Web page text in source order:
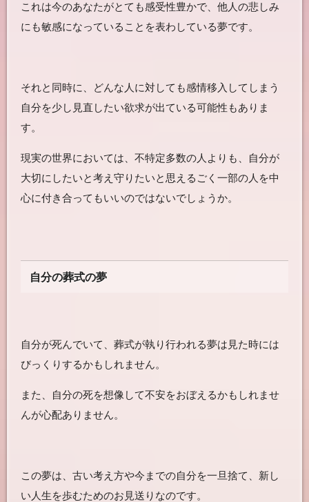
これは今のあなたがとても感受性豊かで、他人の悲しみ
にも敏感になっていることを表わしている夢です。
それと同時に、どんな人に対しても感情移入してしまう
自分を少し見直したい欲求が出ている可能性もありま
す。
現実の世界においては、不特定多数の人よりも、自分が
大切にしたいと考え守りたいと思えるごく一部の人を中
心に付き合ってもいいのではないでしょうか。
自分の葬式の夢
自分が死んでいて、葬式が執り行われる夢は見た時には
びっくりするかもしれません。
また、自分の死を想像して不安をおぼえるかもしれませ
んが心配ありません。
この夢は、古い考え方や今までの自分を一旦捨て、新し
い人生を歩むためのお見送りなのです。